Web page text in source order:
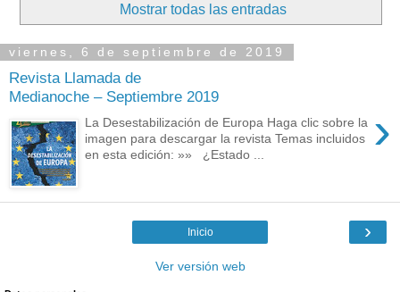
Mostrar todas las entradas
viernes, 6 de septiembre de 2019
Revista Llamada de
Medianoche – Septiembre 2019
›
La Desestabilización de Europa Haga clic sobre la
imagen para descargar la revista Temas incluidos
en esta edición: »» ¿Estado ...
›
Inicio
Ver versión web